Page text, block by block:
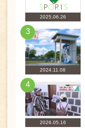
2025.06.26
3
2024.11.08
4
2026.05.16